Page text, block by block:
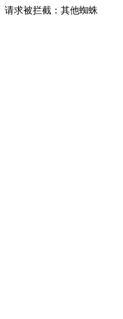
请求被拦截：其他蜘蛛